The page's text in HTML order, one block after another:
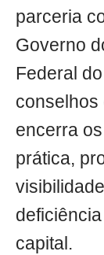
parceria
Governo
Federal
conselhos
encerra
prática,
capital.